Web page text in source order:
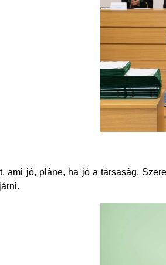
ami jó, pláne, ha jó a társaság.